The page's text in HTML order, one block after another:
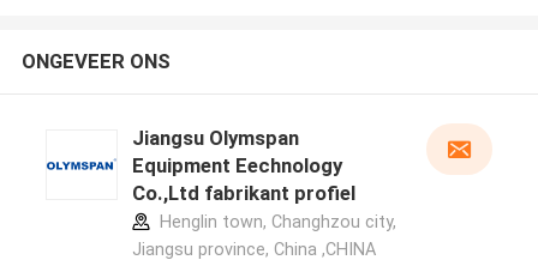
ONGEVEER ONS
Jiangsu Olymspan
Equipment Eechnology
Co.,Ltd fabrikant profiel
Henglin town, Changhzou city,
Jiangsu province, China ,CHINA